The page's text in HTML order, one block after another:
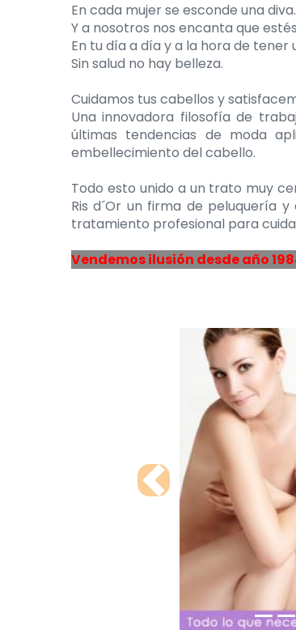
En cada mujer se esconde una
Y a nosotros nos encanta que
En tu día a día y a la hora de tener
Sin salud no hay belleza.
Cuidamos tus cabellos y
Una innovadora filosofía de
últimas tendencias de moda
embellecimiento del cabello.
Todo esto unido a un trato muy
Ris d´Or un firma de peluquería
tratamiento profesional para
Vendemos ilusión desde año